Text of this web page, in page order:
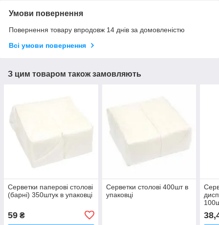
Умови повернення
Повернення товару впродовж 14 днів за домовленістю
Всі умови повернення
З цим товаром також замовляють
Серветки паперові столові
(барні) 350штук в упаковці
59 ₴
Серветки столові 400шт в
упаковці